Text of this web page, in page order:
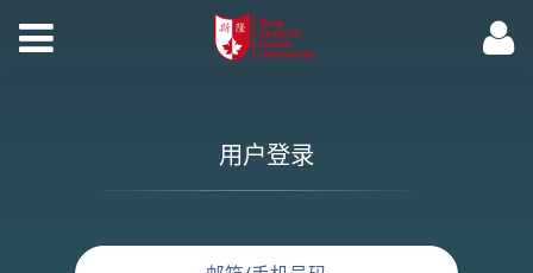
用户登录